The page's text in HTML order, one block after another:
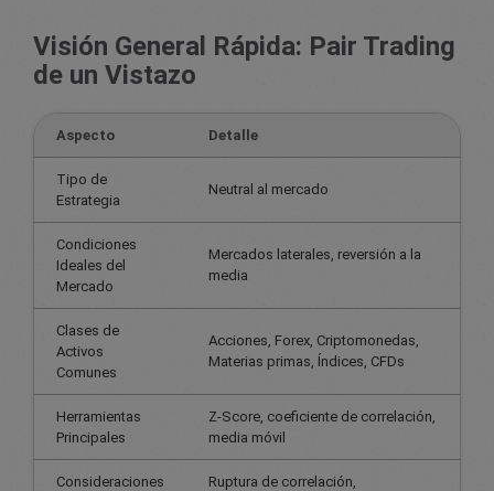
Visión General Rápida: Pair Trading
de un Vistazo
Aspecto Detalle
Tipo de
Estrategia
Neutral al mercado
Condiciones
Ideales del
Mercado
Mercados laterales, reversión a la
media
Clases de
Activos
Comunes
Acciones, Forex, Criptomonedas,
Materias primas, Índices, CFDs
Herramientas
Principales
Z-Score, coeficiente de correlación,
media móvil
Consideraciones
Ruptura de correlación,